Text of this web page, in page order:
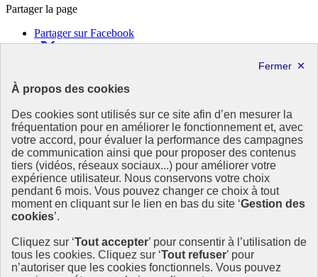
Partager la page
Partager sur Facebook
Copier dans le presse-papier
République
Française
Le portail est conçu pour être le point d'accès national à la
déclaration et au dépôt des contrats climat communications
commerciales et transition écologique. Il s'agit d'un site
gouvernemental, produit par le Commissariat général au
développement durable (CGDD), direction du ministère de la
info.gouv.fr- ouvre une nouvelle fenêtre
service-public.fr- ouvre une nouvelle fenêtre
À propos des cookies
Des cookies sont utilisés sur ce site afin d’en mesurer la
fréquentation pour en améliorer le fonctionnement et, avec
votre accord, pour évaluer la performance des campagnes
de communication ainsi que pour proposer des contenus
tiers (vidéos, réseaux sociaux...) pour améliorer votre
expérience utilisateur. Nous conservons votre choix
pendant 6 mois. Vous pouvez changer ce choix à tout
moment en cliquant sur le lien en bas du site ‘Gestion des
cookies’.
Cliquez sur ‘Tout accepter’ pour consentir à l’utilisation de
tous les cookies. Cliquez sur ‘Tout refuser’ pour
n’autoriser que les cookies fonctionnels. Vous pouvez